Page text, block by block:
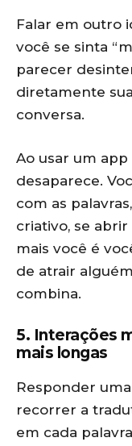
Falar em outro
você se sinta
parecer
diretamente
conversa.
Ao usar um app
desaparece.
com as
criativo, se
mais você é
de atrair
combina.
5. Interações
mais longas
Responder
recorrer a
em cada